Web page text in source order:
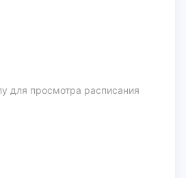
для просмотра расписания